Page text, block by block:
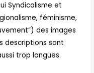
Syndicalisme et
féminisme,
des images
descriptions sont
trop longues.